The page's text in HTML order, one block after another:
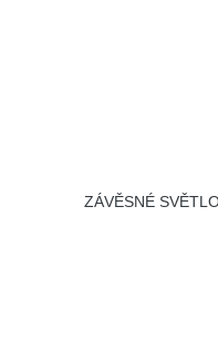
ZÁVĚSNÉ